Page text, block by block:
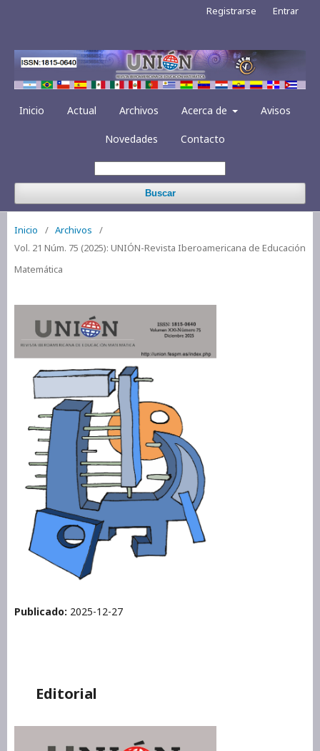
Inicio Actual Archivos Acerca de Avisos
Novedades Contacto
Buscar
Registrarse Entrar
Inicio / Archivos
/
Vol. 21 Núm. 75 (2025): UNIÓN-Revista Iberoamericana de Educación
Matemática
Publicado: 2025-12-27
Editorial